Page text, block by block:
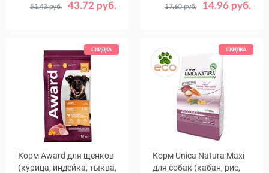
43.72 руб.
51.43 руб.
Вес, кг 2.5 12
14.96 руб.
17.60 руб.
Вес, кг 0.8 2.5 7.5
СКИДКА
Корм Award для щенков
(курица, индейка, тыква,
СКИДКА
Корм Unica Natura Maxi
для собак (кабан, рис,